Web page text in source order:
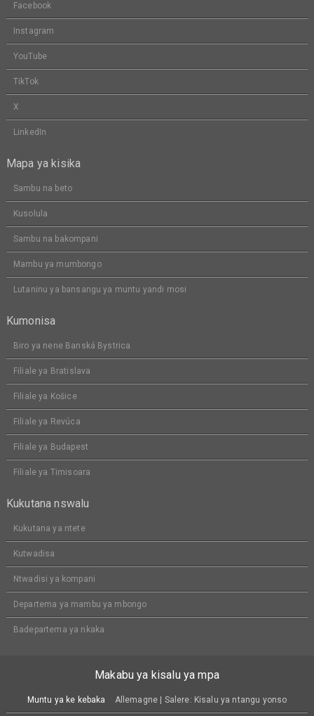
Facebook
Instagram
YouTube
TikTok
X
LinkedIn
Mapa ya kisika
Sambu na beto
Kusolula
Sambu na bakompani
Mambu ya mumbongo
Lutaninu ya bansangu ya muntu yandi mosi
Kumonisa
Biro ya nene Banská Bystrica
Filiale ya Bratislava
Filiale ya Košice
Filiale ya Revúca
Filiale ya Budapest
Filiale ya Timisoara
Kukutana nswalu
Kukutana ya ntete
Kutwadisa
Ntwadisi ya kompani
Departema ya mambu ya mbongo
Badepartema ya nkaka
Makabu ya kisalu ya mpa
Muntu ya ke kebaka Allemagne | Salere: Kisalu ya ntangu yonso